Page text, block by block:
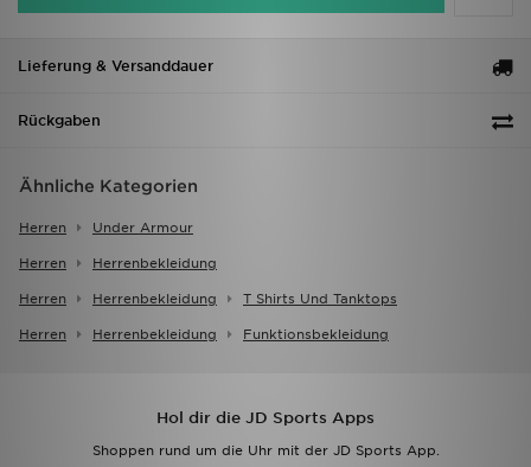
Lieferung & Versanddauer
Rückgaben
Ähnliche Kategorien
Herren Under Armour
Herren Herrenbekleidung
Herren Herrenbekleidung T Shirts Und Tanktops
Herren Herrenbekleidung Funktionsbekleidung
Hol dir die JD Sports Apps
Shoppen rund um die Uhr mit der JD Sports App.